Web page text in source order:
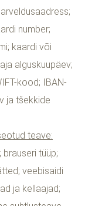
number;
kaardi või
alguskuupäev;
kood; IBAN-
ja tšekkide
teave:
tüüp;
veebisaidi
ja kellaajad;